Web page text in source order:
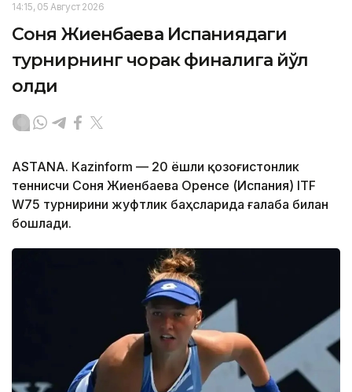
14:15, 05 Август 2026
Соня Жиенбаева Испаниядаги
турнирнинг чорак финалига йўл
олди
ASTANА. Кazinform — 20 ёшли қозоғистонлик
теннисчи Соня Жиенбаева Оренсе (Испания) ITF
W75 турнирини жуфтлик баҳсларида ғалаба билан
бошлади.